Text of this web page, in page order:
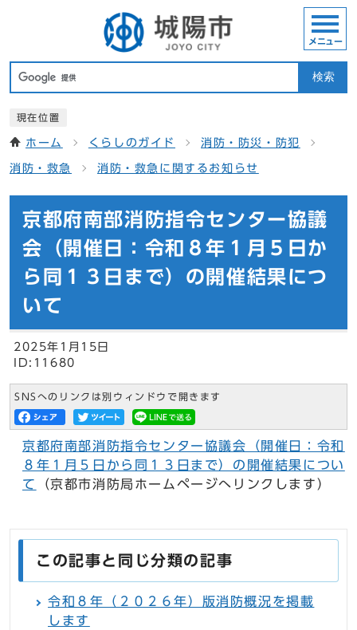
検索
メニュー
現在位置
ホーム くらしのガイド 消防・防災・防犯
消防・救急 消防・救急に関するお知らせ
京都府南部消防指令センター協議
会（開催日：令和８年１月５日か
ら同１３日まで）の開催結果につ
いて
2025年1月15日
ID:11680
SNSへのリンクは別ウィンドウで開きます
京都府南部消防指令センター協議会（開催日：令和
８年１月５日から同１３日まで）の開催結果につい
て
（京都市消防局ホームページへリンクします）
この記事と同じ分類の記事
令和８年（２０２６年）版消防概況を掲載
します